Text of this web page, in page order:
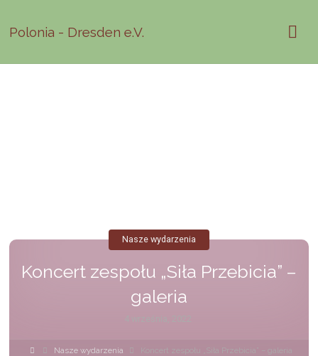
Polonia - Dresden e.V.
Koncert zespołu „Siła Przebicia” –
galeria
Nasze wydarzenia
StronaNasze wydarzenia Koncert zespołu „Siła Przebicia” – galeria